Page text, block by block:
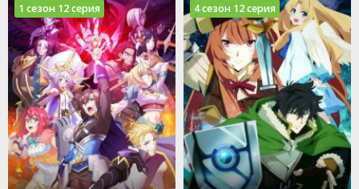
1 сезон 12 серия 4 сезон 12 серия